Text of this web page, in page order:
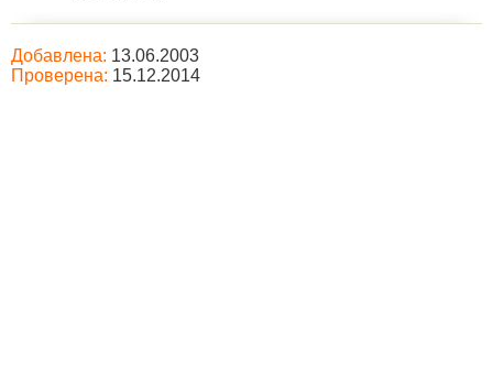
Добавлена: 13.06.2003
Проверена: 15.12.2014